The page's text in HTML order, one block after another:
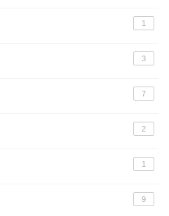
1
3
7
2
1
9